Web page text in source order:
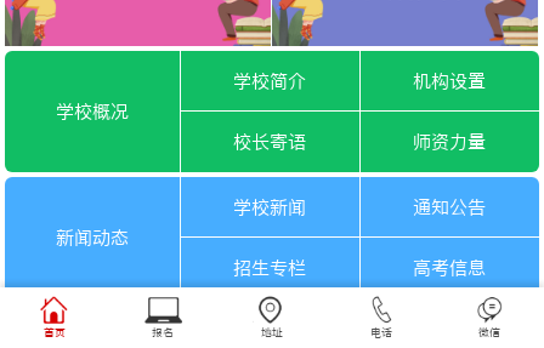
学校概况
学校简介 机构设置
校长寄语 师资力量
新闻动态
学校新闻 通知公告
招生专栏 高考信息
一月选考 六月选考
首页 报名 地址 电话 微信